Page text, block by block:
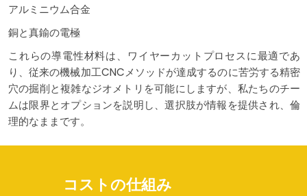
アルミニウム合金
銅と真鍮の電極
これらの導電性材料は、ワイヤーカットプロセスに最適であ
り、従来の機械加工CNCメソッドが達成するのに苦労する精密
穴の掘削と複雑なジオメトリを可能にしますが、私たちのチー
ムは限界とオプションを説明し、選択肢が情報を提供され、倫
理的なままです。
コストの仕組み